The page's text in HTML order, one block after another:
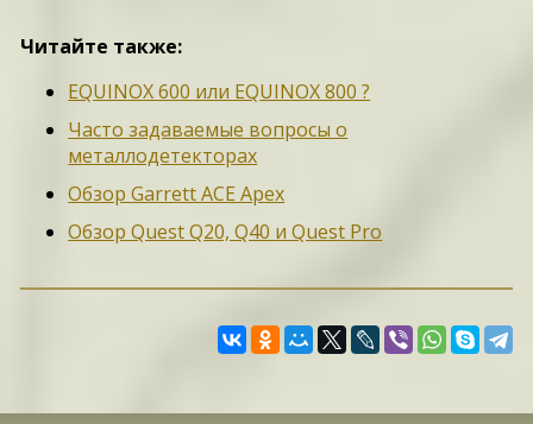
Читайте также:
EQUINOX 600 или EQUINOX 800 ?
Часто задаваемые вопросы о
металлодетекторах
Обзор Garrett ACE Apex
Обзор Quest Q20, Q40 и Quest Pro